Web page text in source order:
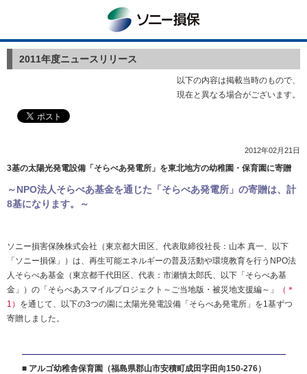
2011年度ニュースリリース
以下の内容は掲載当時のもので、
現在と異なる場合がございます。
2012年02月21日
3基の太陽光発電設備「そらべあ発電所」を東北地方の幼稚園・保育園に寄贈
～NPO法人そらべあ基金を通じた「そらべあ発電所」の寄贈は、計
8基になります。～
ソニー損害保険株式会社（東京都大田区、代表取締役社長：山本 真一、以下
「ソニー損保」）は、再生可能エネルギーの普及活動や環境教育を行うNPO法
人そらべあ基金（東京都千代田区、代表：市瀬慎太郎氏、以下「そらべあ基
金」）の「そらべあスマイルプロジェクト～ご当地版・被災地支援編～」
（＊
1） を通じて、以下の3つの園に太陽光発電設備「そらべあ発電所」を1基ずつ
寄贈しました。
■ アルゴ幼稚舎保育園 （福島県郡山市安積町成田字田向150-276）